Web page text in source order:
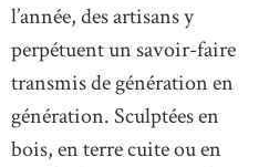
l’année, des artisans y
perpétuent un savoir-faire
transmis de génération en
génération. Sculptées en
bois, en terre cuite ou en